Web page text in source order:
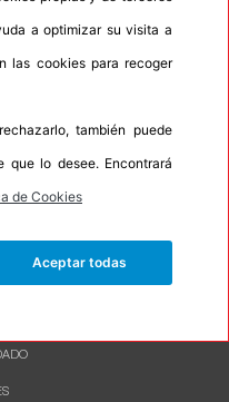
Eprel
a optimizar su visita a
las cookies para recoger
también puede
que lo desee. Encontrará
de Cookies
Aceptar todas